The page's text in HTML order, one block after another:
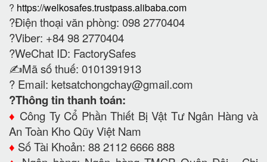
? https://welkosafes.trustpass.alibaba.com
?Điện thoại văn phòng: 098 2770404
?Viber: +84 98 2770404
?WeChat ID: FactorySafes
✍️Mã số thuế: 0101391913
? Email: ketsatchongchay@gmail.com
?Thông tin thanh toán:
♦️ Công Ty Cổ Phần Thiết Bị Vật Tư Ngân Hàng và
An Toàn Kho Qũy Việt Nam
♦️ Số Tài Khoản: 88 2112 6666 888